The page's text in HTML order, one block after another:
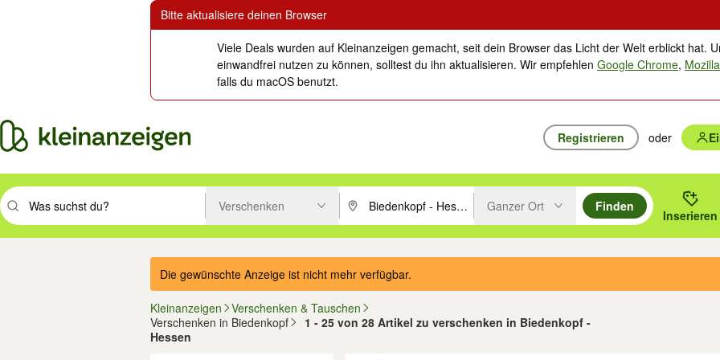
Bitte aktualisiere deinen Browser
Viele Deals wurden auf Kleinanzeigen gemacht, seit dein Browser das Licht der Welt erblickt hat.
einwandfrei nutzen zu können, solltest du ihn aktualisieren. Wir empfehlenGoogle Chrome,
falls du macOS benutzt.
Registrieren oder
Suchbegriff eingeben. Eingabetaste drücken um zu suchen, oder Vorschläge mit den Pfeiltasten nach oben/unten durchsuchen und mit
Verschenken PLZ oder Ort eingeben. Eingabetaste drücken um zu suchen, oder
Ganzer Ort
Finden
Inserieren
Die gewünschte Anzeige ist nicht mehr verfügbar.
Kleinanzeigen
Verschenken & Tauschen
Verschenken in Biedenkopf
1 - 25 von 28 Artikel zu verschenken in Biedenkopf -
Hessen